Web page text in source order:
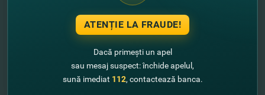
Servicii şi produse
FinComBank a continuat şi anul acesta să le ofere
clienţilor servicii şi produse noi, unice pe piaţa
autohtonă. De asemenea, tot mai multe serviciile
bancare au devenit disponibile şi online.
A fost lansat pachetulIT Packpentru companiile
ATENȚIE LA FRAUDE!
Dacă primești un apel
sau mesaj suspect: închide apelul,
sună imediat 112, contactează banca.